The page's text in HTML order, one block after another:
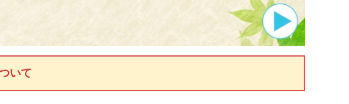
いて